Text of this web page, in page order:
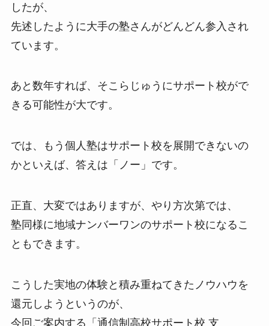
したが、
先述したように大手の塾さんがどんどん参入され
ています。
あと数年すれば、そこらじゅうにサポート校がで
きる可能性が大です。
では、もう個人塾はサポート校を展開できないの
かといえば、答えは「ノー」です。
正直、大変ではありますが、やり方次第では、
塾同様に地域ナンバーワンのサポート校になるこ
ともできます。
こうした実地の体験と積み重ねてきたノウハウを
還元しようというのが、
今回ご案内する「通信制高校サポート校 支